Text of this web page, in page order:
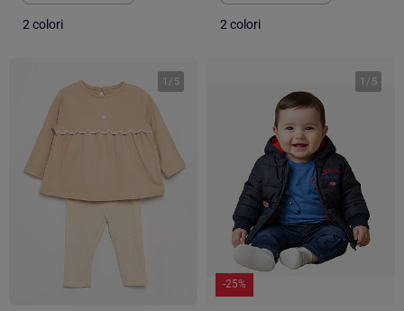
2 colori 2 colori
1 / 5 1 / 5
-25%